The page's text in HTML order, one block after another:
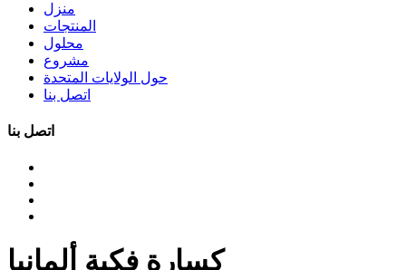
منزل
المنتجات
محلول
مشروع
حول الولايات المتحدة
اتصل بنا
اتصل بنا
كسارة فكية ألمانيا